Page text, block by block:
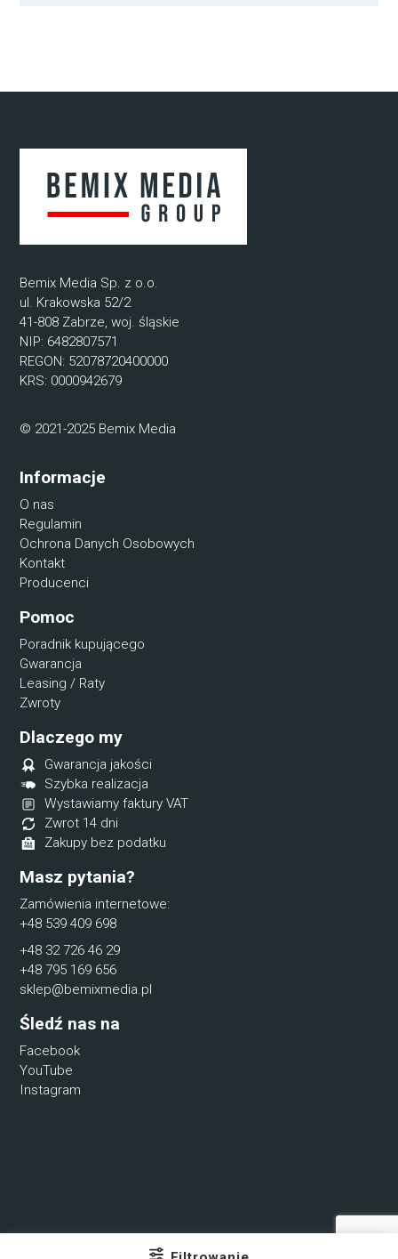
Bemix Media Sp. z o.o.
ul. Krakowska 52/2
41-808 Zabrze, woj. śląskie
NIP: 6482807571
REGON: 52078720400000
KRS: 0000942679
© 2021-2025 Bemix Media
Informacje
O nas
Regulamin
Ochrona Danych Osobowych
Kontakt
Producenci
Pomoc
Poradnik kupującego
Gwarancja
Leasing / Raty
Zwroty
Dlaczego my
Gwarancja jakości
Szybka realizacja
Wystawiamy faktury VAT
Zwrot 14 dni
Zakupy bez podatku
Masz pytania?
Zamówienia internetowe:
+48 539 409 698
+48 32 726 46 29
+48 795 169 656
sklep@bemixmedia.pl
Śledź nas na
Facebook
YouTube
Instagram